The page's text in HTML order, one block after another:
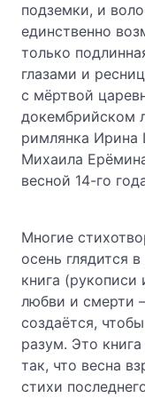
подземки, и
единственно
только
глазами и
с мёртвой
докембрийском
римлянка Ирина
Михаила
весной 14-го
Многие
осень глядится
книга (рукописи
любви и смерти
создаётся,
разум. Это
так, что весна
стихи